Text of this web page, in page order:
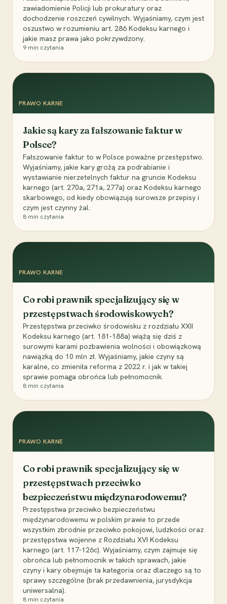
zawiadomienie Policji lub prokuratury oraz
dochodzenie roszczeń cywilnych. Wyjaśniamy, czym jest
oszustwo w rozumieniu art. 286 Kodeksu karnego i
jakie masz prawa jako pokrzywdzony.
9 min czytania
PRAWO KARNE
Jakie są kary za fałszowanie faktur w
Polsce?
Fałszowanie faktur to w Polsce poważne przestępstwo.
Wyjaśniamy, jakie kary grożą za podrabianie i
wystawianie nierzetelnych faktur na gruncie Kodeksu
karnego (art. 270a, 271a, 277a) oraz Kodeksu karnego
skarbowego, od kiedy obowiązują surowsze przepisy i
czym jest czynny żal.
8 min czytania
PRAWO KARNE
Co robi prawnik specjalizujący się w
przestępstwach środowiskowych?
Przestępstwa przeciwko środowisku z rozdziału XXII
Kodeksu karnego (art. 181-188a) wiążą się dziś z
surowymi karami pozbawienia wolności i obowiązkową
nawiązką do 10 mln zł. Wyjaśniamy, jakie czyny są
karalne, co zmieniła reforma z 2022 r. i jak w takiej
sprawie pomaga obrońca lub pełnomocnik.
8 min czytania
PRAWO KARNE
Co robi prawnik specjalizujący się w
przestępstwach przeciwko
bezpieczeństwu międzynarodowemu?
Przestępstwa przeciwko bezpieczeństwu
międzynarodowemu w polskim prawie to przede
wszystkim zbrodnie przeciwko pokojowi, ludzkości oraz
przestępstwa wojenne z Rozdziału XVI Kodeksu
karnego (art. 117-126c). Wyjaśniamy, czym zajmuje się
obrońca lub pełnomocnik w takich sprawach, jakie
czyny i kary obejmuje ta kategoria oraz dlaczego są to
sprawy szczególne (brak przedawnienia, jurysdykcja
uniwersalna).
8 min czytania